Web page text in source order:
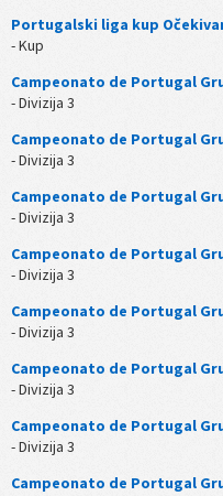
Portugalski liga kup
- Kup
Campeonato de Portugal
- Divizija 3
Campeonato de Portugal
- Divizija 3
Campeonato de Portugal
- Divizija 3
Campeonato de Portugal
- Divizija 3
Campeonato de Portugal
- Divizija 3
Campeonato de Portugal
- Divizija 3
Campeonato de Portugal
- Divizija 3
Campeonato de Portugal